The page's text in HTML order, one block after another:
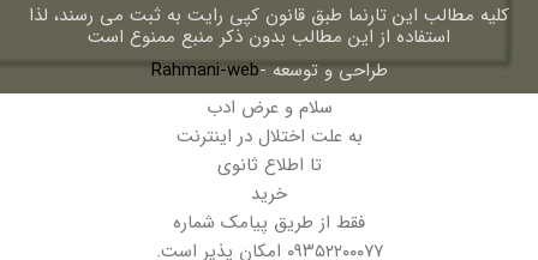
کلیه مطالب این تارنما طبق قانون کپی رایت به ثبت می رسند، لذا
استفاده از این مطالب بدون ذکر منبع ممنوع است
طراحی و توسعه -Rahmani-web
سلام و عرض ادب
به علت اختلال در اینترنت
تا اطلاع ثانوی
خرید
فقط از طریق پیامک شماره
۰۹۳۵۲۲۰۰۰۷۷ امکان پذیر است.